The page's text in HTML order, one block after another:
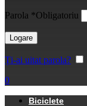
Parola *Obligatoriu
Logare
Ți-ai uitat parola?
0
Biciclete